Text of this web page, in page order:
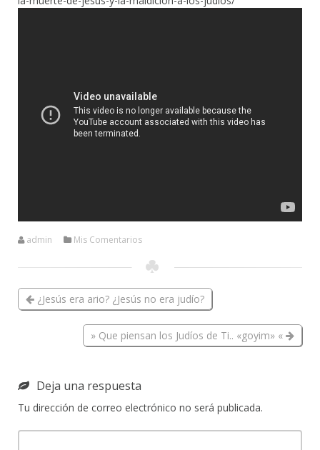
admin Mis Comentarios
¿Jesús era ario? ¿Jesús no era judío?
» Que piensan los Judíos de Ti.. «goyim» «
Deja una respuesta
Tu dirección de correo electrónico no será publicada.